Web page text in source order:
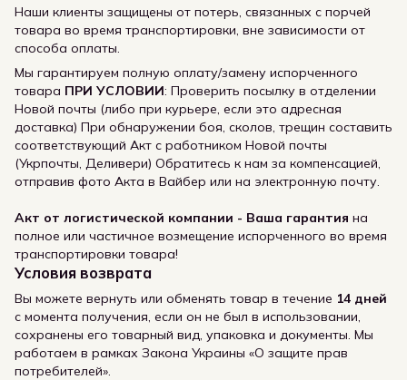
Наши клиенты защищены от потерь, связанных с порчей
товара во время транспортировки, вне зависимости от
способа оплаты.
Мы гарантируем полную оплату/замену испорченного
товара ПРИ УСЛОВИИ: Проверить посылку в отделении
Новой почты (либо при курьере, если это адресная
доставка) При обнаружении боя, сколов, трещин составить
соответствующий Акт с работником Новой почты
(Укрпочты, Деливери) Обратитесь к нам за компенсацией,
отправив фото Акта в Вайбер или на электронную почту.
Акт от логистической компании - Ваша гарантия на
полное или частичное возмещение испорченного во время
транспортировки товара!
Условия возврата
Вы можете вернуть или обменять товар в течение 14 дней
с момента получения, если он не был в использовании,
сохранены его товарный вид, упаковка и документы. Мы
работаем в рамках Закона Украины «О защите прав
потребителей».